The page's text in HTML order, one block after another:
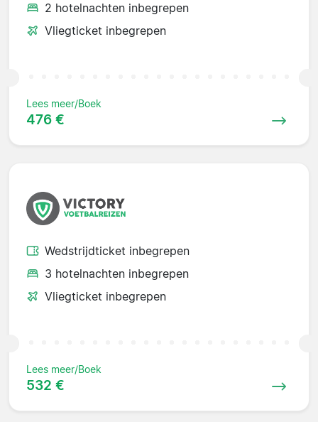
2 hotelnachten inbegrepen
Vliegticket inbegrepen
Lees meer/Boek
476 €
Wedstrijdticket inbegrepen
3 hotelnachten inbegrepen
Vliegticket inbegrepen
Lees meer/Boek
532 €